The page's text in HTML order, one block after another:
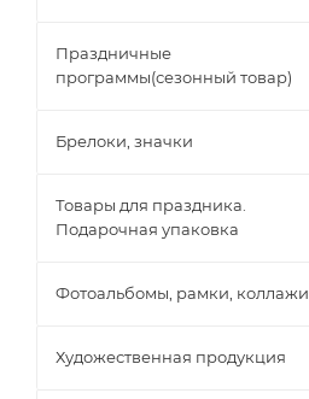
Праздничные
программы(сезонный товар)
Брелоки, значки
Товары для праздника.
Подарочная упаковка
Фотоальбомы, рамки, коллажи
Художественная продукция